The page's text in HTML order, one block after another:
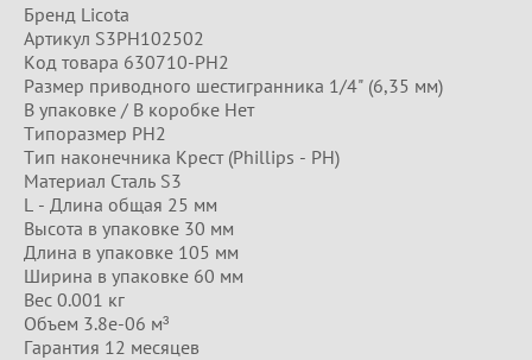
Бренд Licota
Артикул S3PH102502
Код товара 630710-PH2
Размер приводного шестигранника 1/4" (6,35 мм)
В упаковке / В коробке Нет
Типоразмер PH2
Тип наконечника Крест (Phillips - PH)
Материал Сталь S3
L - Длина общая 25 мм
Высота в упаковке 30 мм
Длина в упаковке 105 мм
Ширина в упаковке 60 мм
Вес 0.001 кг
Объем 3.8e-06 м³
Гарантия 12 месяцев